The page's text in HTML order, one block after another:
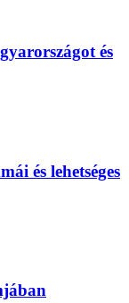
és
és lehetséges